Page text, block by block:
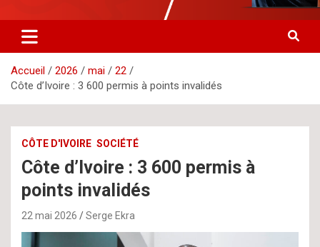
Accueil 2026 mai
22
Côte d’Ivoire : 3 600 permis à points invalidés
CÔTE D'IVOIRE SOCIÉTÉ
Côte d’Ivoire : 3 600 permis à
points invalidés
22 mai 2026 Serge Ekra